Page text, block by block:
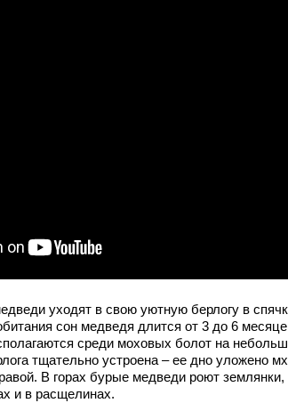
уходят в свою уютную берлогу в
сон медведя длится от 3 до 6
среди моховых болот на
тщательно устроена – ее дно уложено
В горах бурые медведи роют землянки,
и в расщелинах.